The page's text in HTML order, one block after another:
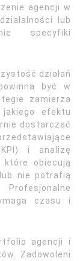
agencji w
lub
specyfiki
działań
być w
zamierza
efektu
dostarczać
i analizę
które obiecują
nie potrafią
czasu i
agencji i
Zadowoleni